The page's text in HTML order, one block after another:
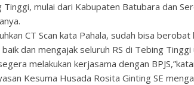
mulai dari Kabupaten Batubara dan
CT Scan kata Pahala, sudah bisa
dan mengajak seluruh RS di Tebing
melakukan kerjasama dengan
Kesuma Husada Rosita Ginting SE